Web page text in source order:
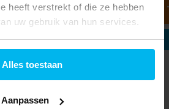
heeft verstrekt of die ze hebben
uw gebruik van hun services.
Alles toestaan
Aanpassen